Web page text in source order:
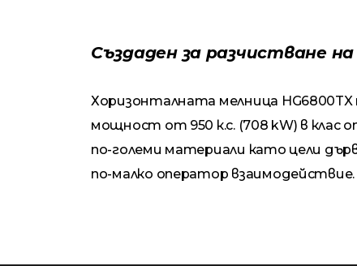
Създаден за разчистване
Хоризонталната мелница
мощност от 950 к.с. (708 kW) в клас
по-големи материали като цели
по-малко оператор взаимодействие.